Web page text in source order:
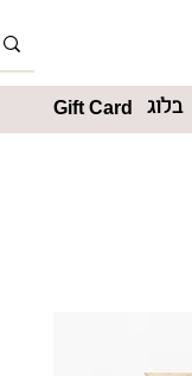
בלוג Gift Card